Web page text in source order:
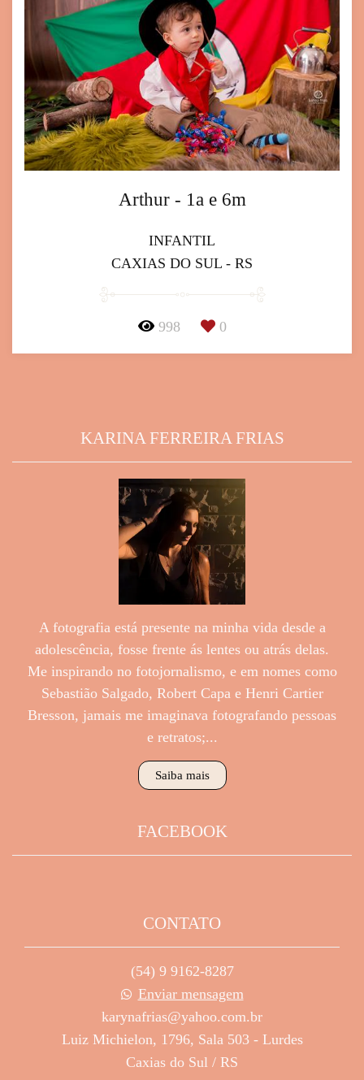
Arthur - 1a e 6m
INFANTIL
CAXIAS DO SUL - RS
998 0
KARINA FERREIRA FRIAS
A fotografia está presente na minha vida desde a
adolescência, fosse frente ás lentes ou atrás delas.
Me inspirando no fotojornalismo, e em nomes como
Sebastião Salgado, Robert Capa e Henri Cartier
Bresson, jamais me imaginava fotografando pessoas
e retratos;...
Saiba mais
FACEBOOK
CONTATO
(54) 9 9162-8287
Enviar mensagem
karynafrias@yahoo.com.br
Luiz Michielon, 1796, Sala 503 - Lurdes
Caxias do Sul / RS